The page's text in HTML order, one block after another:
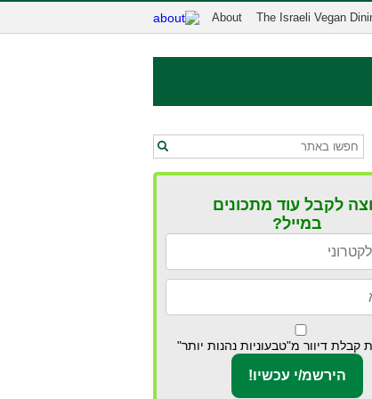
The Israeli Vegan
About
לקבל עוד מתכונים
במייל?
קבלת דיוור מ"טבעוניות נהנות יותר"